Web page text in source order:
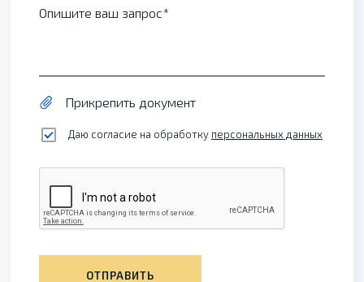
Опишите ваш запрос
Прикрепить документ
Даю согласие на обработку персональных данных
ОТПРАВИТЬ